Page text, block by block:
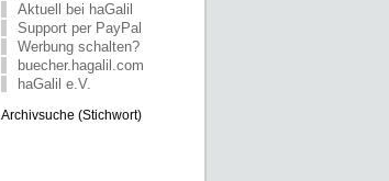
Aktuell bei haGalil
Support per PayPal
Werbung schalten?
buecher.hagalil.com
haGalil e.V.
Archivsuche (Stichwort)